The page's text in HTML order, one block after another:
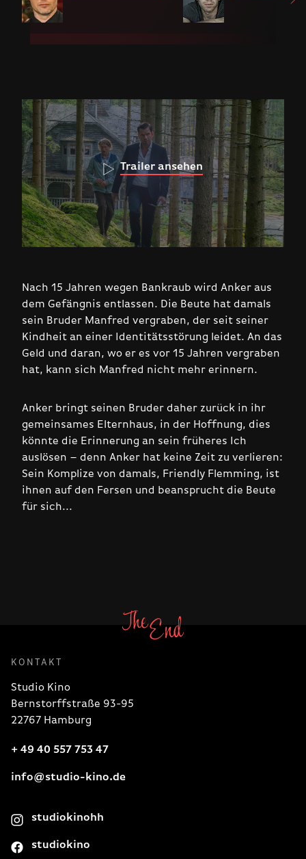
Trailer ansehen
Nach 15 Jahren wegen Bankraub wird Anker aus
dem Gefängnis entlassen. Die Beute hat damals
sein Bruder Manfred vergraben, der seit seiner
Kindheit an einer Identitätsstörung leidet. An das
Geld und daran, wo er es vor 15 Jahren vergraben
hat, kann sich Manfred nicht mehr erinnern.
Anker bringt seinen Bruder daher zurück in ihr
gemeinsames Elternhaus, in der Hoffnung, dies
könnte die Erinnerung an sein früheres Ich
auslösen – denn Anker hat keine Zeit zu verlieren:
Sein Komplize von damals, Friendly Flemming, ist
ihnen auf den Fersen und beansprucht die Beute
für sich...
KONTAKT
Studio Kino
Bernstorffstraße 93-95
22767 Hamburg
+ 49 40 557 753 47
info@studio-kino.de
studiokinohh
studiokino